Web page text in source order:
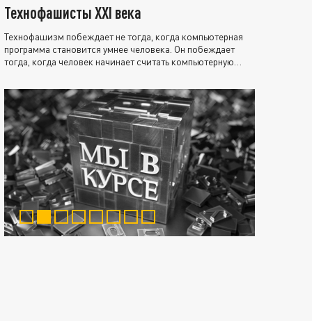
Технофашисты XXI века
Технофашизм побеждает не тогда, когда компьютерная
программа становится умнее человека. Он побеждает
тогда, когда человек начинает считать компьютерную